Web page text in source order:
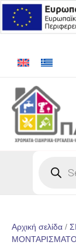
Μετάβαση
στο
περιεχόμενο
Αρχική σελίδα /